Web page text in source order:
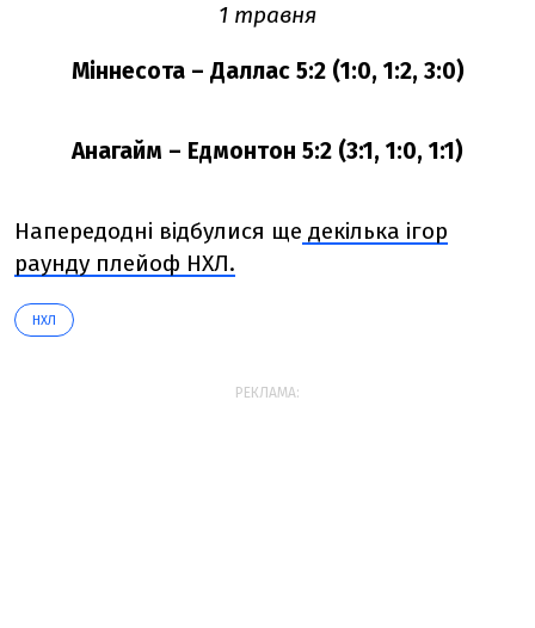
1 травня
Міннесота – Даллас 5:2 (1:0, 1:2, 3:0)
Анагайм – Едмонтон 5:2 (3:1, 1:0, 1:1)
Напередодні відбулися ще декілька ігор
раунду плейоф НХЛ.
НХЛ
РЕКЛАМА: